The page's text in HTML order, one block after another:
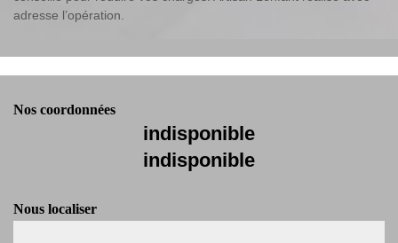
adresse l’opération.
Nos coordonnées
indisponible
indisponible
Nous localiser